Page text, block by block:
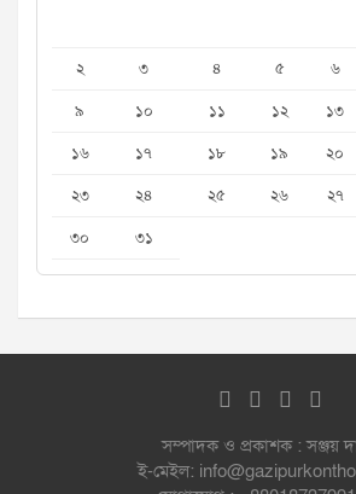
২
৩ ৪ ৫ ৬
৯
১০ ১১ ১২ ১৩
১৬
১৭ ১৮ ১৯ ২০
২৩
২৪ ২৫ ২৬ ২৭
৩০
৩১
সম্পাদক ও প্রকাশক : সঞ্জয়
ই-মেইল: